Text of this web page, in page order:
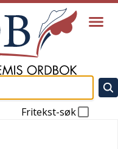
Fritekst-søk